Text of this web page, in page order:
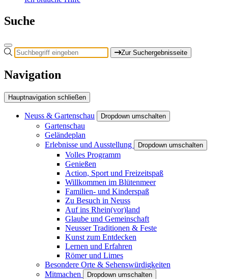
Suche
Zur Suchergebnisseite
Navigation
Hauptnavigation schließen
Neuss & Gartenschau Dropdown umschalten
Gartenschau
Geländeplan
Erlebnisse und Ausstellung
Dropdown umschalten
Volles Programm
Genießen
Action, Sport und Freizeitspaß
Willkommen im Blütenmeer
Familien- und Kinderspaß
Zu Besuch in Neuss
Auf ins Rhein(vor)land
Glaube und Gemeinschaft
Neusser Traditionen & Feste
Kunst zum Entdecken
Lernen und Erfahren
Römer und Limes
Besondere Orte & Sehenswürdigkeiten
Mitmachen
Dropdown umschalten